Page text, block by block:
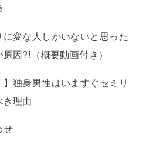
に変な人しかいないと思った
因?!（概要動画付き）
】独身男性はいますぐセミリ
き理由
せ